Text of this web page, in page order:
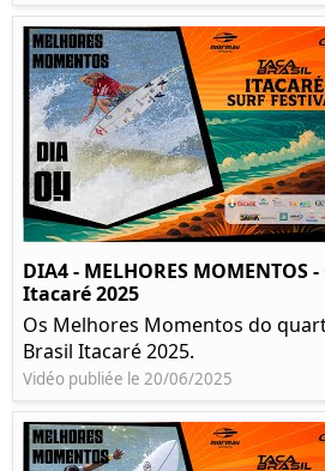
DIA4 - MELHORES MOMENTOS
Itacaré 2025
Os Melhores Momentos do
Brasil Itacaré 2025.
Vidéo publiée le 20/06/2025